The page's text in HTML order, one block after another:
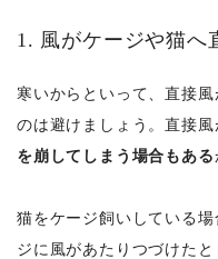
1. 風がケージや猫へ
寒いからといって、直接
のは避けましょう。直接
を崩してしまう場合もある
猫をケージ飼いしている
ジに風があたりつづけた